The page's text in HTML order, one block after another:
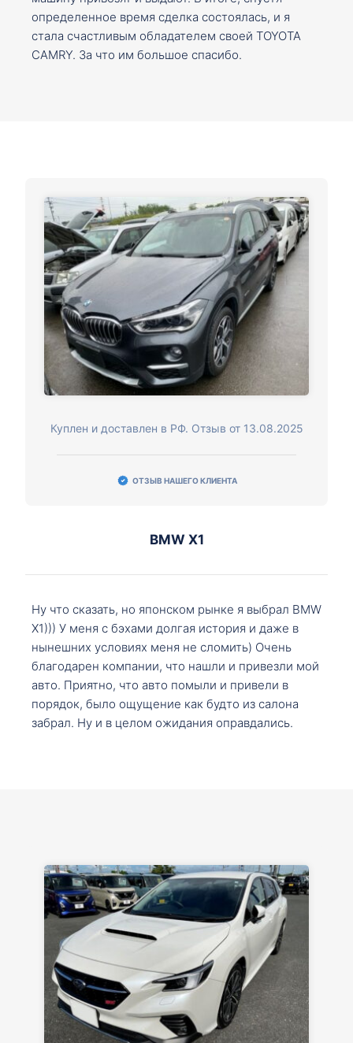
определенное время сделка состоялась, и я
стала счастливым обладателем своей TOYOTA
CAMRY. За что им большое спасибо.
Куплен и доставлен в РФ. Отзыв от 13.08.2025
ОТЗЫВ НАШЕГО КЛИЕНТА
BMW X1
Ну что сказать, но японском рынке я выбрал BMW
X1))) У меня с бэхами долгая история и даже в
нынешних условиях меня не сломить) Очень
благодарен компании, что нашли и привезли мой
авто. Приятно, что авто помыли и привели в
порядок, было ощущение как будто из салона
забрал. Ну и в целом ожидания оправдались.